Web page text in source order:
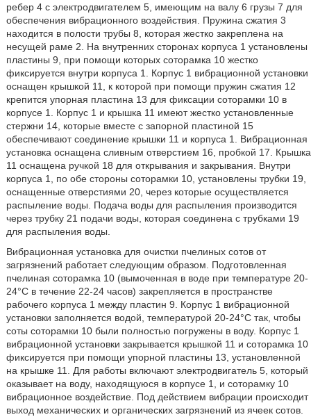
ребер 4 с электродвигателем 5, имеющим на валу 6 грузы 7 для
обеспечения вибрационного воздействия. Пружина сжатия 3
находится в полости трубы 8, которая жестко закреплена на
несущей раме 2. На внутренних сторонах корпуса 1 установлены
пластины 9, при помощи которых соторамка 10 жестко
фиксируется внутри корпуса 1. Корпус 1 вибрационной установки
оснащен крышкой 11, к которой при помощи пружин сжатия 12
крепится упорная пластина 13 для фиксации соторамки 10 в
корпусе 1. Корпус 1 и крышка 11 имеют жестко установленные
стержни 14, которые вместе с запорной пластиной 15
обеспечивают соединение крышки 11 и корпуса 1. Вибрационная
установка оснащена сливным отверстием 16, пробкой 17. Крышка
11 оснащена ручкой 18 для открывания и закрывания. Внутри
корпуса 1, по обе стороны соторамки 10, установлены трубки 19,
оснащенные отверстиями 20, через которые осуществляется
распыление воды. Подача воды для распыления производится
через трубку 21 подачи воды, которая соединена с трубками 19
для распыления воды.
Вибрационная установка для очистки пчелиных сотов от
загрязнений работает следующим образом. Подготовленная
пчелиная соторамка 10 (вымоченная в воде при температуре 20-
24°C в течение 22-24 часов) закрепляется в пространстве
рабочего корпуса 1 между пластин 9. Корпус 1 вибрационной
установки заполняется водой, температурой 20-24°C так, чтобы
соты соторамки 10 были полностью погружены в воду. Корпус 1
вибрационной установки закрывается крышкой 11 и соторамка 10
фиксируется при помощи упорной пластины 13, установленной
на крышке 11. Для работы включают электродвигатель 5, который
оказывает на воду, находящуюся в корпусе 1, и соторамку 10
вибрационное воздействие. Под действием вибрации происходит
выход механических и органических загрязнений из ячеек сотов.